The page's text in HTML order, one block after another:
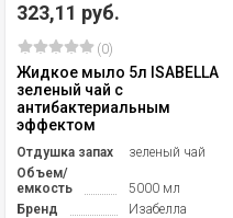
323,11 руб.
(0)
Жидкое мыло 5л ISABELLA
зеленый чай с
антибактериальным
эффектом
Отдушка запах
зеленый чай
Объем/
емкость
5000 мл
Бренд
Изабелла